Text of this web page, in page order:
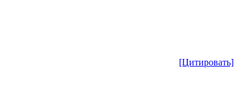
[Цитировать]